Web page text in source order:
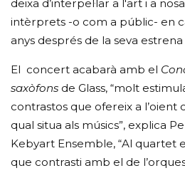
deixa d’interpel·lar a l'art i a
intèrprets -o com a públic- en
anys després de la seva estrena
El concert acabarà amb el
saxòfons de Glass, “molt
contrastos que ofereix a
qual situa als músics”, explica
Kebyart Ensemble, “Al quartet
que contrasti amb el de